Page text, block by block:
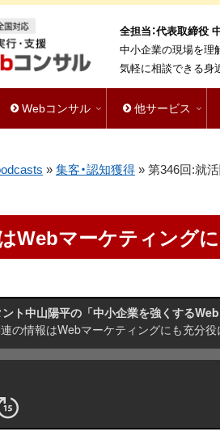
全担当：代表取締役
中小企業の現場を理
気軽に相談できる身
Webコンサル 他サービス
» 集客・認知獲得 » 第346回:就
Webマーケティング